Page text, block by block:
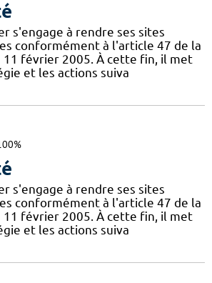
s'engage à rendre ses sites
conformément à l'article 47 de la
11 février 2005. À cette fin, il met
et les actions suiva
s'engage à rendre ses sites
conformément à l'article 47 de la
11 février 2005. À cette fin, il met
et les actions suiva